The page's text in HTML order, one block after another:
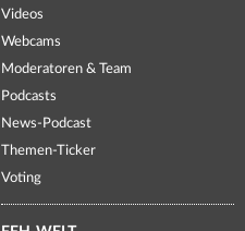
Videos
Webcams
Moderatoren & Team
Podcasts
News-Podcast
Themen-Ticker
Voting